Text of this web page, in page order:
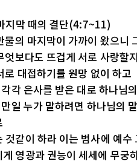
지막 때의 결단(4:7~11)
물의 마지막이 가까이 왔으니
엇보다도 뜨겁게 서로 사랑할
로 대접하기를 원망 없이 하고
각 은사를 받은 대로 하나님
일 누가 말하려면 하나님의
것같이 하라 이는 범사에 예
게 영광과 권능이 세세에 무궁